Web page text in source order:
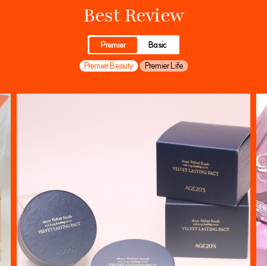
Best Review
Premier
Basic
Premier Beauty
Premier Life